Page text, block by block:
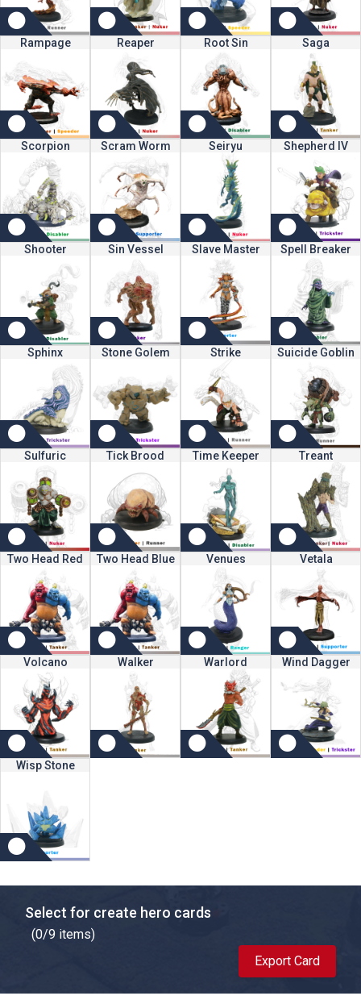
Rampage Reaper Root Sin Saga
Scorpion Scram Worm Seiryu Shepherd IV
Shooter Sin Vessel Slave Master Spell Breaker
Sphinx Stone Golem Strike Suicide Goblin
Sulfuric Tick Brood Time Keeper Treant
Two Head Red Two Head Blue Venues Vetala
Volcano Walker Warlord Wind Dagger
Wisp Stone
Select for create hero cards
(0/9 items)
Export Card